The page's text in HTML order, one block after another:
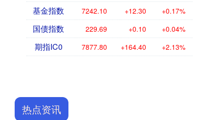
基金指数 7242.10 +12.30 +0.17%
国债指数 229.69 +0.10 +0.04%
期指IC0 7877.80 +164.40 +2.13%
热点资讯